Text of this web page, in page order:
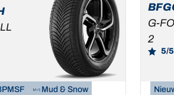
Mud & Snow
G-
2
5/5